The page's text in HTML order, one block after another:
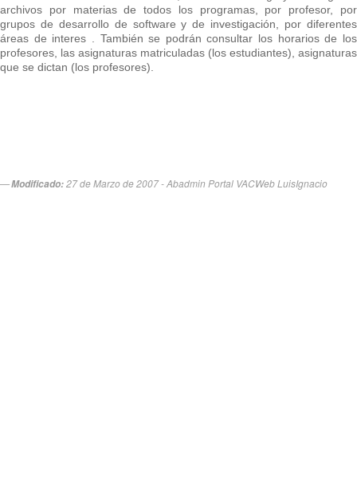
archivos por materias de todos los programas, por profesor, por
grupos de desarrollo de software y de investigación, por diferentes
áreas de interes . También se podrán consultar los horarios de los
profesores, las asignaturas matriculadas (los estudiantes), asignaturas
que se dictan (los profesores).
Modificado:27 de Marzo de 2007 - Abadmin Portal VACWeb LuisIgnacio